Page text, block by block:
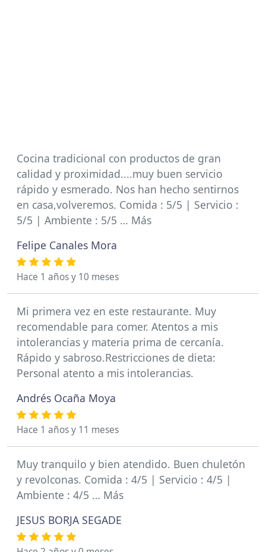
Cocina tradicional con productos de gran
calidad y proximidad....muy buen servicio
rápido y esmerado. Nos han hecho sentirnos
en casa,volveremos. Comida : 5/5 | Servicio :
5/5 | Ambiente : 5/5 … Más
Felipe Canales Mora
Hace 1 años y 10 meses
Mi primera vez en este restaurante. Muy
recomendable para comer. Atentos a mis
intolerancias y materia prima de cercanía.
Rápido y sabroso.Restricciones de dieta:
Personal atento a mis intolerancias.
Andrés Ocaña Moya
Hace 1 años y 11 meses
Muy tranquilo y bien atendido. Buen chuletón
y revolconas. Comida : 4/5 | Servicio : 4/5 |
Ambiente : 4/5 … Más
JESUS BORJA SEGADE